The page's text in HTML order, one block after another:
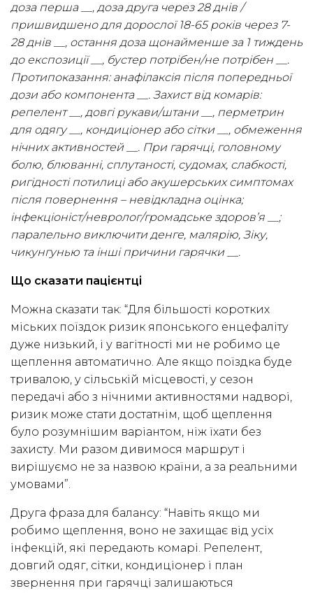
доза перша __, доза друга через 28 днів /
пришвидшено для дорослої 18-65 років через 7-
28 днів __, остання доза щонайменше за 1 тиждень
до експозиції __, бустер потрібен/не потрібен __.
Протипоказання: анафілаксія після попередньої
дози або компонента __. Захист від комарів:
репелент __, довгі рукави/штани __, перметрин
для одягу __, кондиціонер або сітки __, обмеження
нічних активностей __. При гарячці, головному
болю, блюванні, сплутаності, судомах, слабкості,
ригідності потилиці або акушерських симптомах
після повернення – невідкладна оцінка;
інфекціоніст/невролог/громадське здоров’я __;
паралельно виключити денге, малярію, Зіку,
чикунгунью та інші причини гарячки __.
Що сказати пацієнтці
Можна сказати так: “Для більшості коротких
міських поїздок ризик японського енцефаліту
дуже низький, і у вагітності ми не робимо це
щеплення автоматично. Але якщо поїздка буде
тривалою, у сільській місцевості, у сезон
передачі або з нічними активностями надворі,
ризик може стати достатнім, щоб щеплення
було розумнішим варіантом, ніж їхати без
захисту. Ми разом дивимося маршрут і
вирішуємо не за назвою країни, а за реальними
умовами”.
Друга фраза для балансу: “Навіть якщо ми
робимо щеплення, воно не захищає від усіх
інфекцій, які передають комарі. Репелент,
довгий одяг, сітки, кондиціонер і план
звернення при гарячці залишаються